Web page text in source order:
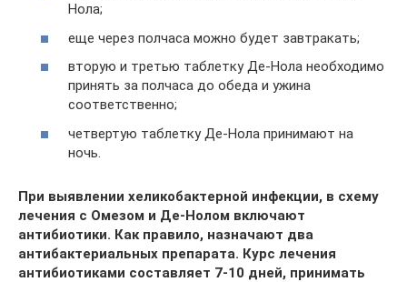
Нола;
еще через полчаса можно будет завтракать;
вторую и третью таблетку Де-Нола необходимо
принять за полчаса до обеда и ужина
соответственно;
четвертую таблетку Де-Нола принимают на
ночь.
При выявлении хеликобактерной инфекции, в схему
лечения с Омезом и Де-Нолом включают
антибиотики. Как правило, назначают два
антибактериальных препарата. Курс лечения
антибиотиками составляет 7-10 дней, принимать